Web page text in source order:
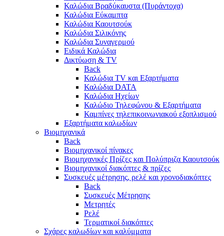
Καλώδια Βραδύκαυστα (Πυράντοχα)
Καλώδια Εύκαμπτα
Καλώδια Καουτσούκ
Καλώδια Σιλικόνης
Καλώδια Συναγερμού
Ειδικά Καλώδια
Δικτύωση & TV
Back
Καλώδια TV και Εξαρτήματα
Καλώδια DATA
Καλώδια Ηχείων
Καλώδιο Τηλεφώνου & Εξαρτήματα
Καμπίνες τηλεπικοινωνιακού εξοπλισμού
Eξαρτήματα καλωδίων
Βιομηχανικά
Back
Βιομηχανικοί πίνακες
Βιομηχανικές Πρίζες και Πολύπριζα Καουτσούκ
Βιομηχανικοί διακόπτες & πρίζες
Συσκευές μέτρησης, ρελέ και χρονοδιακόπτες
Back
Συσκευές Μέτρησης
Μετρητές
Ρελέ
Τερματικοί διακόπτες
Σχάρες καλωδίων και καλύμματα